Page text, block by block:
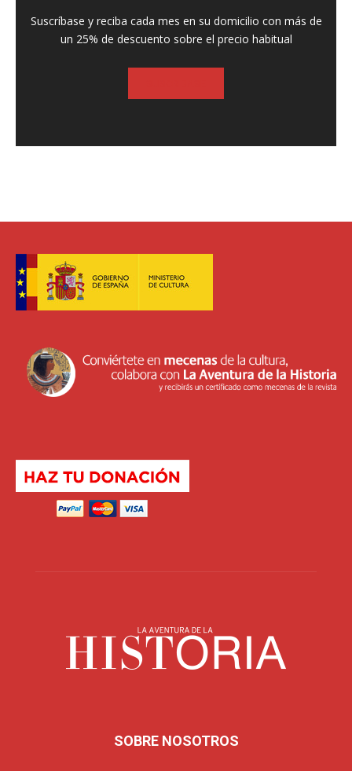
Suscríbase y reciba cada mes en su domicilio con más de
un 25% de descuento sobre el precio habitual
SOBRE NOSOTROS